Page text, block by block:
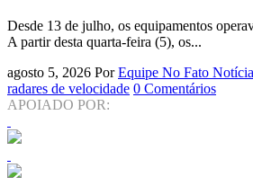
Desde 13 de julho, os equipamentos
A partir desta quarta-feira (5), os...
agosto 5, 2026 Por Equipe No Fato
radares de velocidade 0 Comentários
APOIADO POR: